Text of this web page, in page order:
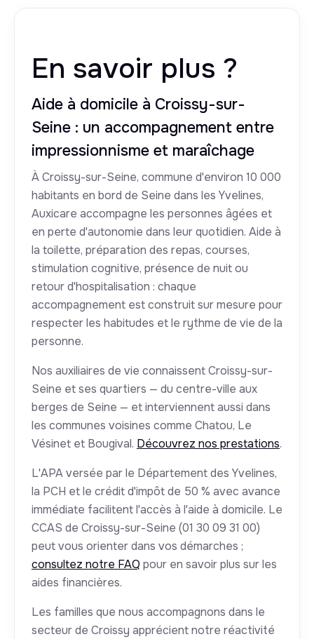
En savoir plus ?
Aide à domicile à Croissy-sur-
Seine : un accompagnement entre
impressionnisme et maraîchage
À Croissy-sur-Seine, commune d'environ 10 000
habitants en bord de Seine dans les Yvelines,
Auxicare accompagne les personnes âgées et
en perte d'autonomie dans leur quotidien. Aide à
la toilette, préparation des repas, courses,
stimulation cognitive, présence de nuit ou
retour d'hospitalisation : chaque
accompagnement est construit sur mesure pour
respecter les habitudes et le rythme de vie de la
personne.
Nos auxiliaires de vie connaissent Croissy-sur-
Seine et ses quartiers — du centre-ville aux
berges de Seine — et interviennent aussi dans
les communes voisines comme Chatou, Le
Vésinet et Bougival. Découvrez nos prestations.
L'APA versée par le Département des Yvelines,
la PCH et le crédit d'impôt de 50 % avec avance
immédiate facilitent l'accès à l'aide à domicile. Le
CCAS de Croissy-sur-Seine (01 30 09 31 00)
peut vous orienter dans vos démarches ;
consultez notre FAQ pour en savoir plus sur les
aides financières.
Les familles que nous accompagnons dans le
secteur de Croissy apprécient notre réactivité